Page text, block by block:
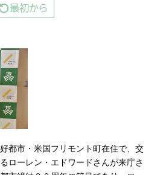
都市・米国フリモント町在住で、交
ローレン・エドワードさんが来庁さ